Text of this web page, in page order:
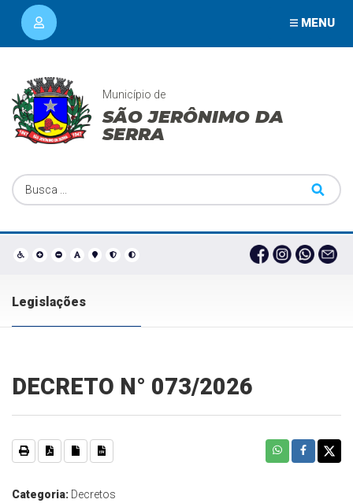
MENU
Município de
SÃO JERÔNIMO DA
SERRA
Legislações
DECRETO N° 073/2026
Categoria: Decretos